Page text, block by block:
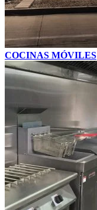
COCINAS MÓVILES